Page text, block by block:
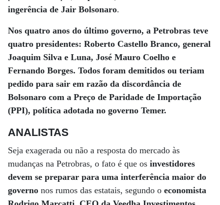
ingerência de Jair Bolsonaro.
Nos quatro anos do último governo, a Petrobras teve
quatro presidentes: Roberto Castello Branco, general
Joaquim Silva e Luna, José Mauro Coelho e
Fernando Borges. Todos foram demitidos ou teriam
pedido para sair em razão da discordância de
Bolsonaro com a Preço de Paridade de Importação
(PPI), política adotada no governo Temer.
ANALISTAS
Seja exagerada ou não a resposta do mercado às
mudanças na Petrobras, o fato é que os investidores
devem se preparar para uma interferência maior do
governo nos rumos das estatais, segundo o economista